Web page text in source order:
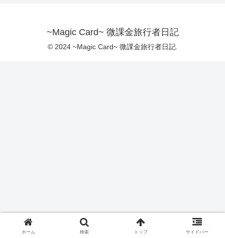
~Magic Card~ 微課金旅行者日記
© 2024 ~Magic Card~ 微課金旅行者日記.
ホーム 検索 トップ サイドバー